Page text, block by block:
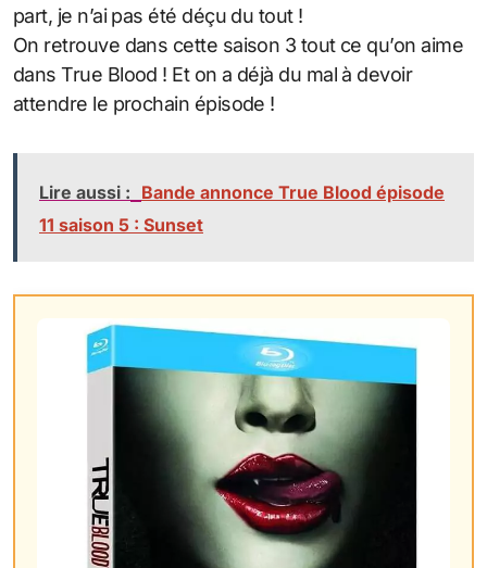
part, je n’ai pas été déçu du tout !
On retrouve dans cette saison 3 tout ce qu’on aime
dans True Blood ! Et on a déjà du mal à devoir
attendre le prochain épisode !
Lire aussi : Bande annonce True Blood épisode
11 saison 5 : Sunset